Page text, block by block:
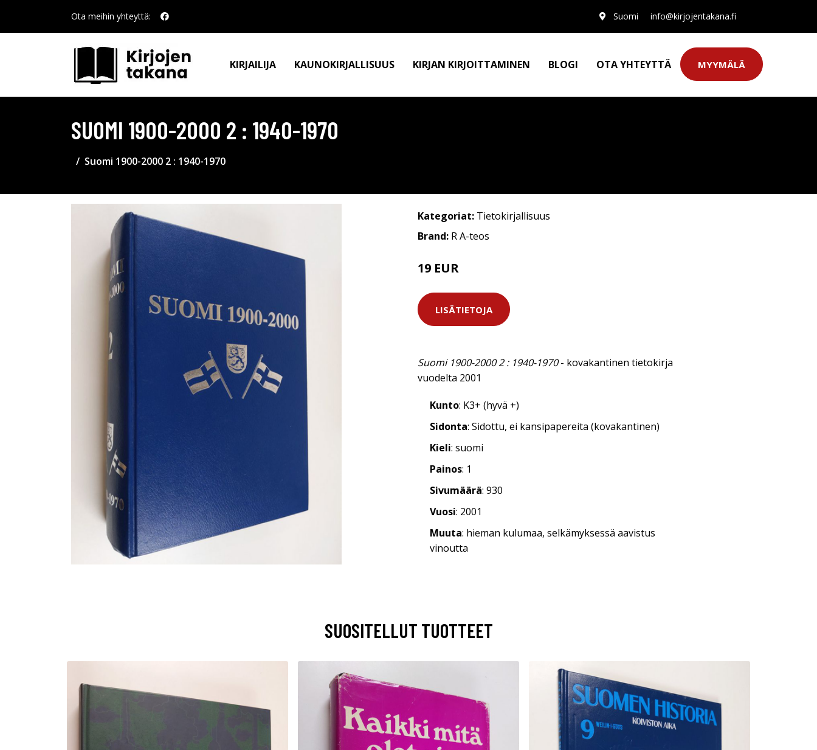
Ota meihin yhteyttä: Suomi info@kirjojentakana.fi
KIRJAILIJA KAUNOKIRJALLISUUS KIRJAN KIRJOITTAMINEN BLOGI OTA YHTEYTTÄ MYYMÄLÄ
SUOMI 1900-2000 2 : 1940-1970
Suomi 1900-2000 2 : 1940-1970
Kategoriat: Tietokirjallisuus
Brand: R A-teos
19 EUR
LISÄTIETOJA
Suomi 1900-2000 2 : 1940-1970- kovakantinen tietokirja
vuodelta 2001
Kunto: K3+ (hyvä +)
Sidonta: Sidottu, ei kansipapereita (kovakantinen)
Kieli: suomi
Painos: 1
Sivumäärä: 930
Vuosi: 2001
Muuta: hieman kulumaa, selkämyksessä aavistus
vinoutta
SUOSITELLUT TUOTTEET